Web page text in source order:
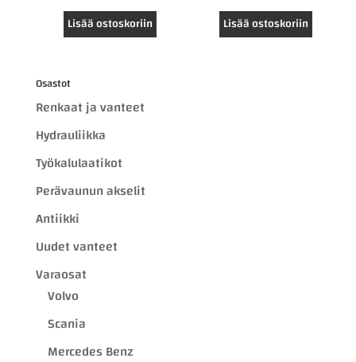
Lisää ostoskoriin Lisää ostoskoriin
Osastot
Renkaat ja vanteet
Hydrauliikka
Työkalulaatikot
Perävaunun akselit
Antiikki
Uudet vanteet
Varaosat
Volvo
Scania
Mercedes Benz